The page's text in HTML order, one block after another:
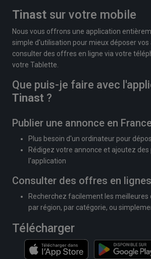
Tinast sur votre mobile
Nous vous offrons une application
simple d'utilisation pour mieux déposer vos
consulter des offres en ligne via votre
votre Tablette.
Que puis-je faire avec
Tinast ?
Publier une annonce en
Plus besoin d'un ordinateur pour
Rédigez votre annonce et ajoutez des
l'application
Consulter des offres en lignes
Recherchez facilement les meilleures
par région, par catégorie, ou
Télécharger